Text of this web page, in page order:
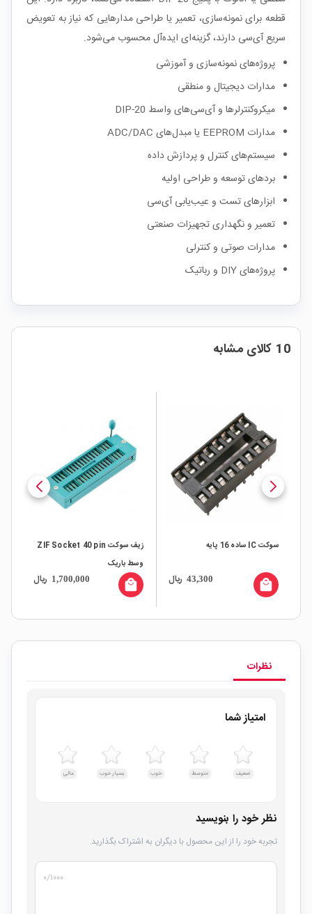
قطعه برای نمونه‌سازی، تعمیر یا طراحی مدارهایی که نیاز به تعویض
سریع آی‌سی دارند، گزینه‌ای ایده‌آل محسوب می‌شود.
پروژه‌های نمونه‌سازی و آموزشی
مدارات دیجیتال و منطقی
میکروکنترلرها و آی‌سی‌های واسط DIP-20
مدارات EEPROM یا مبدل‌های ADC/DAC
سیستم‌های کنترل و پردازش داده
بردهای توسعه و طراحی اولیه
ابزارهای تست و عیب‌یابی آی‌سی
تعمیر و نگهداری تجهیزات صنعتی
مدارات صوتی و کنترلی
پروژه‌های DIY و رباتیک
10 کالای مشابه
سوکت IC ساده 16 پایه
43,300 ریال local_mall
زیف سوکت ZIF Socket 40 pin
وسط باریک
1,700,000 ریال local_mall
نظرات
امتیاز شما
ضعیف متوسط خوب بسیار خوب عالی
نظر خود را بنویسید
تجربه خود را از این محصول با دیگران به اشتراک بگذارید.
۰/۱۰۰۰